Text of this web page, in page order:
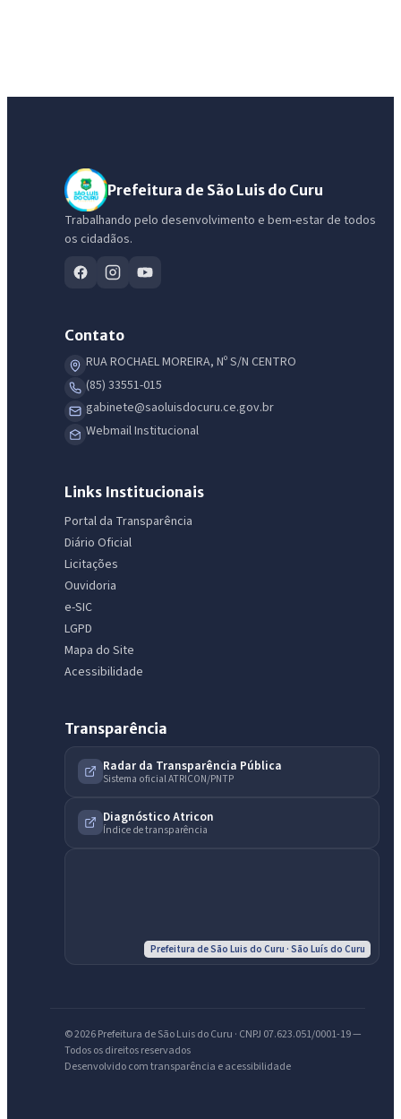
Prefeitura de São Luis do Curu
Trabalhando pelo desenvolvimento e bem-estar de todos
os cidadãos.
Contato
RUA ROCHAEL MOREIRA, Nº S/N CENTRO
(85) 33551-015
gabinete@saoluisdocuru.ce.gov.br
Webmail Institucional
Links Institucionais
Portal da Transparência
Diário Oficial
Licitações
Ouvidoria
e-SIC
LGPD
Mapa do Site
Acessibilidade
Transparência
Radar da Transparência Pública
Sistema oficial ATRICON/PNTP
Diagnóstico Atricon
Índice de transparência
Prefeitura de São Luis do Curu · São Luís do Curu
© 2026 Prefeitura de São Luis do Curu · CNPJ 07.623.051/0001-19 —
Todos os direitos reservados
Desenvolvido com transparência e acessibilidade
Olá. Pergunte sobre serviços, notícias, legislação, Diário Oficial,
licitações, estrutura ou transparência do município.